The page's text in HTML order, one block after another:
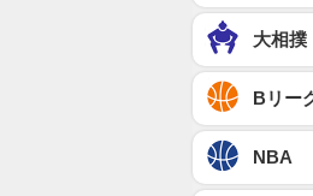
大相撲
Bリー
NBA